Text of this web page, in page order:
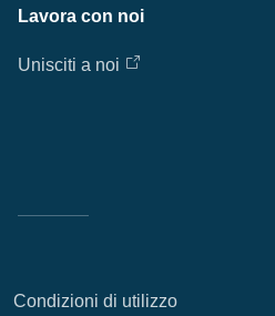
Lavora con noi
Unisciti a noi
Condizioni di utilizzo